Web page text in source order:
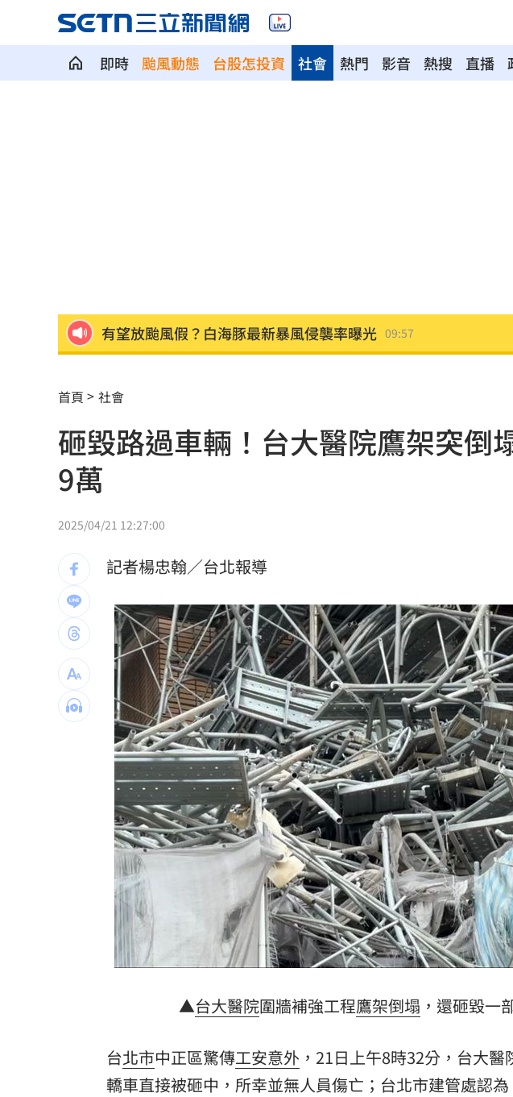
即時 颱風動態 台股怎投資 熱門 影音 熱搜 直播
社會
有望放颱風假？白海豚最新暴風侵襲率曝光 09:57
白海豚今晚到明天最靠近 風雨搖滾區曝光
見自由之家 林佳龍：台灣經驗受國際重視 09:50
網友曬截圖控女友曾當小三 姜厚任回應了
不滿長期被碎念 尪抓狂揮金屬拐杖殺妻
邱瓈寬公司營收衰退 點名王心凌、楊丞琳 09:33
收重複訂購郵件！他急做1事積蓄瞬間蒸發 09:30
裘莉哥哥出櫃 認了：「我是同性戀」 09:23
楚奧特第6次在生日開轟 成MLB史上第3人 09:18
父親節少了爸爸 林逸欣哭揭他生前暖舉 09:17
漢光演習遇父親節 賴清德感性致謝國軍 09:17
5歲女62%燒傷搶救2個月！他曝父親節願望 09:16
台灣彩券開獎直播中 20:31
LIVE三立+24小時直播 15:27
三立iNEWS新聞台線上直播 18:00
商場戰國來臨 台中「頂奢大道」逐漸成形 12:00
「拍片人的多重宇宙」職涯論壇9/12登場！
首頁 社會
砸毀路過車輛！台大醫院鷹架突
9萬
2025/04/21 12:27:00
記者楊忠翰／台北報導
▲台大醫院圍牆補強工程鷹架倒塌 ，還砸毀一
台北市中正區驚傳工安意外 ，21日上午8時32分，台大
轎車直接被砸中，所幸並無人員傷亡；台北市建管處認